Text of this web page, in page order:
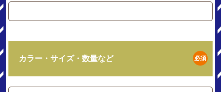
カラー・サイズ・数量など 必須